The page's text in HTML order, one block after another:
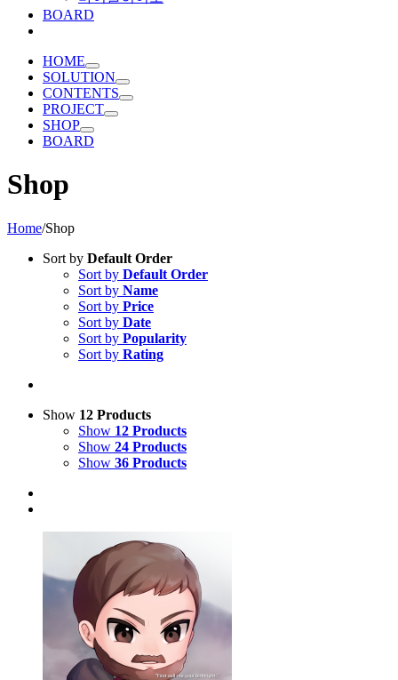
BOARD
HOME
SOLUTION
CONTENTS
PROJECT
SHOP
BOARD
Shop
Home/Shop
Sort by Default Order
Sort by Default Order
Sort by Name
Sort by Price
Sort by Date
Sort by Popularity
Sort by Rating
Show 12 Products
Show 12 Products
Show 24 Products
Show 36 Products